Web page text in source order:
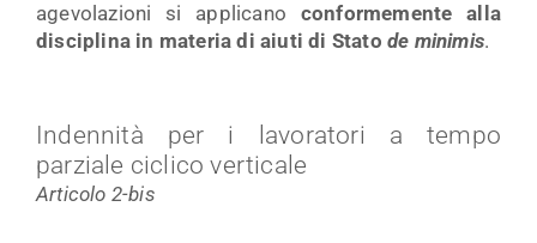
agevolazioni si applicano conformemente alla
disciplina in materia di aiuti di Stato de minimis.
Indennità per i lavoratori a tempo
parziale ciclico verticale
Articolo 2-bis